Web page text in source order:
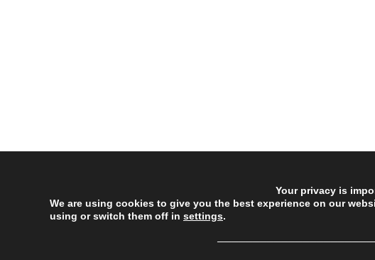
Your privacy is
We are using cookies to give you the best experience on our
using or switch them off in settings.